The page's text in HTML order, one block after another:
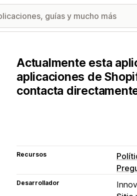
Actualmente esta
aplicaciones de
contacta
Recursos
Desarrollador